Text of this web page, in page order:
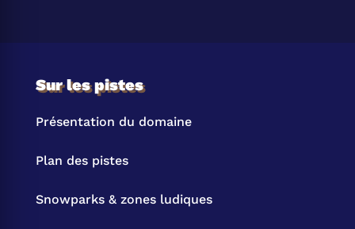
Sur les pistes
Présentation du domaine
Plan des pistes
Snowparks & zones ludiques